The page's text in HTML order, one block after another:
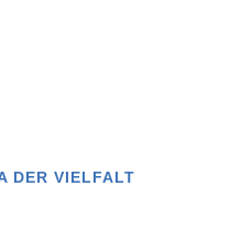
DER VIELFALT